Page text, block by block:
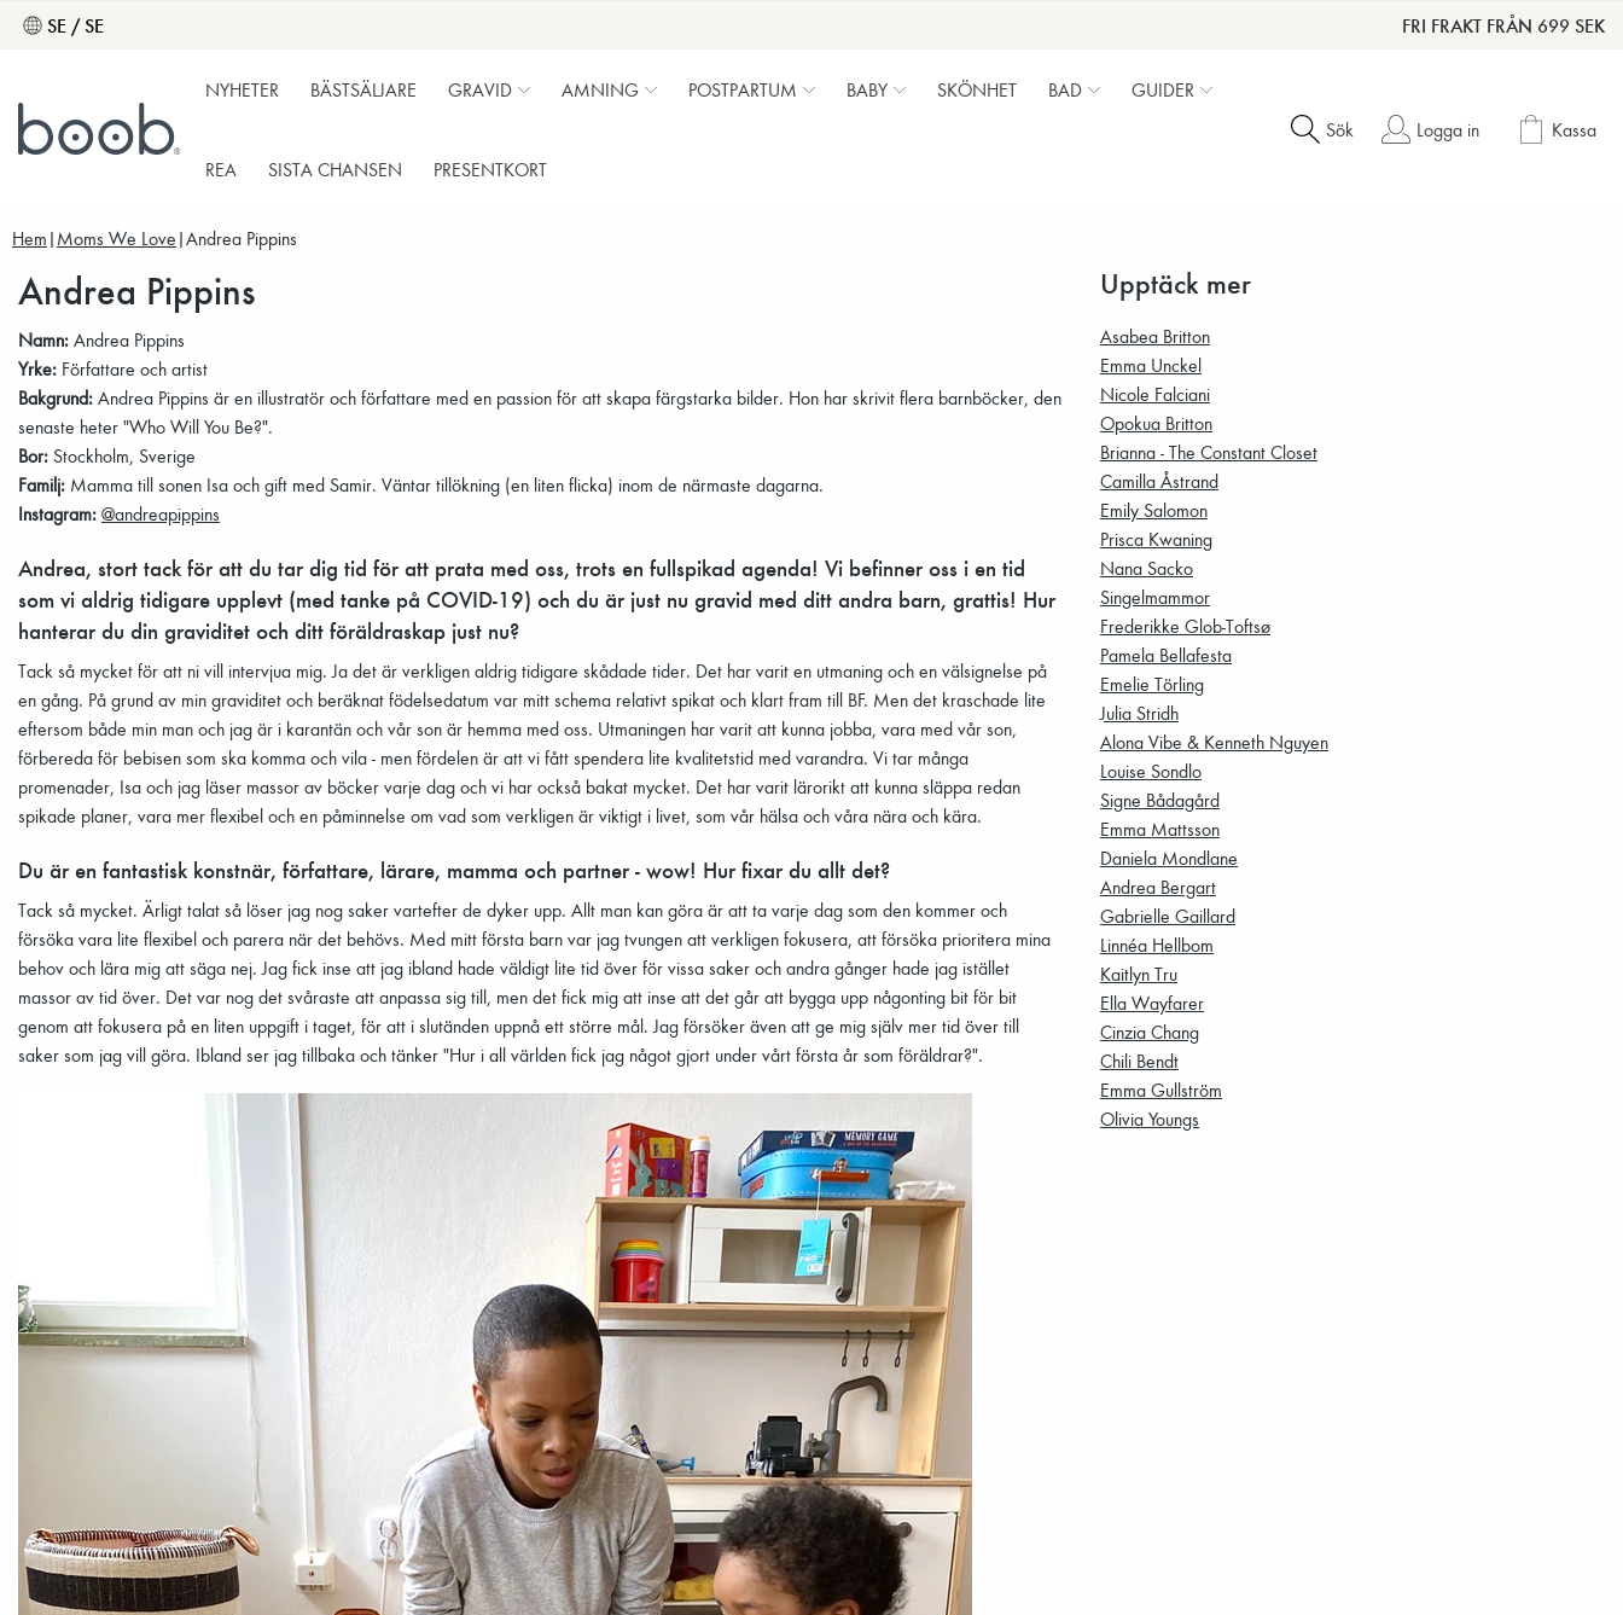
SE / SE FRI FRAKT FRÅN 699 SEK
NYHETER BÄSTSÄLJARE GRAVID AMNING POSTPARTUM BABY SKÖNHET BAD GUIDER
REA SISTA CHANSEN PRESENTKORT
Sök Logga in Kassa
Hem Moms We Love Andrea Pippins
Andrea Pippins
Namn: Andrea Pippins
Yrke: Författare och artist
Bakgrund: Andrea Pippins är en illustratör och författare med en passion för att skapa färgstarka bilder. Hon har skrivit flera barnböcker, den
senaste heter "Who Will You Be?".
Bor: Stockholm, Sverige
Familj: Mamma till sonen Isa och gift med Samir. Väntar tillökning (en liten flicka) inom de närmaste dagarna.
Instagram: @andreapippins
Andrea, stort tack för att du tar dig tid för att prata med oss, trots en fullspikad agenda! Vi befinner oss i en tid
som vi aldrig tidigare upplevt (med tanke på COVID-19) och du är just nu gravid med ditt andra barn, grattis! Hur
hanterar du din graviditet och ditt föräldraskap just nu?
Tack så mycket för att ni vill intervjua mig. Ja det är verkligen aldrig tidigare skådade tider. Det har varit en utmaning och en välsignelse på
en gång. På grund av min graviditet och beräknat födelsedatum var mitt schema relativt spikat och klart fram till BF. Men det kraschade lite
eftersom både min man och jag är i karantän och vår son är hemma med oss. Utmaningen har varit att kunna jobba, vara med vår son,
förbereda för bebisen som ska komma och vila - men fördelen är att vi fått spendera lite kvalitetstid med varandra. Vi tar många
promenader, Isa och jag läser massor av böcker varje dag och vi har också bakat mycket. Det har varit lärorikt att kunna släppa redan
spikade planer, vara mer flexibel och en påminnelse om vad som verkligen är viktigt i livet, som vår hälsa och våra nära och kära.
Du är en fantastisk konstnär, författare, lärare, mamma och partner - wow! Hur fixar du allt det?
Tack så mycket. Ärligt talat så löser jag nog saker vartefter de dyker upp. Allt man kan göra är att ta varje dag som den kommer och
försöka vara lite flexibel och parera när det behövs. Med mitt första barn var jag tvungen att verkligen fokusera, att försöka prioritera mina
behov och lära mig att säga nej. Jag fick inse att jag ibland hade väldigt lite tid över för vissa saker och andra gånger hade jag istället
massor av tid över. Det var nog det svåraste att anpassa sig till, men det fick mig att inse att det går att bygga upp någonting bit för bit
genom att fokusera på en liten uppgift i taget, för att i slutänden uppnå ett större mål. Jag försöker även att ge mig själv mer tid över till
saker som jag vill göra. Ibland ser jag tillbaka och tänker "Hur i all världen fick jag något gjort under vårt första år som föräldrar?".
Upptäck mer
Asabea Britton
Emma Unckel
Nicole Falciani
Opokua Britton
Brianna - The Constant Closet
Camilla Åstrand
Emily Salomon
Prisca Kwaning
Nana Sacko
Singelmammor
Frederikke Glob-Toftsø
Pamela Bellafesta
Emelie Törling
Julia Stridh
Alona Vibe & Kenneth Nguyen
Louise Sondlo
Signe Bådagård
Emma Mattsson
Daniela Mondlane
Andrea Bergart
Gabrielle Gaillard
Linnéa Hellbom
Kaitlyn Tru
Ella Wayfarer
Cinzia Chang
Chili Bendt
Emma Gullström
Olivia Youngs